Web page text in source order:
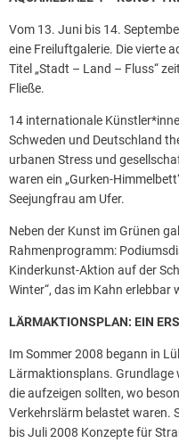
Vom 13. Juni bis 14.
eine Freiluftgalerie. Die vierte
Titel „Stadt – Land – Fluss“
Fließe.
14 internationale
Schweden und Deutschland
urbanen Stress und
waren ein „Gurken-
Seejungfrau am Ufer.
Neben der Kunst im Grünen
Rahmenprogramm:
Kinderkunst-Aktion auf der
Winter“, das im Kahn erlebbar
LÄRMAKTIONSPLAN: EIN
Im Sommer 2008 begann in
Lärmaktionsplans. Grundlage
die aufzeigen sollten, wo
Verkehrslärm belastet waren.
bis Juli 2008 Konzepte für